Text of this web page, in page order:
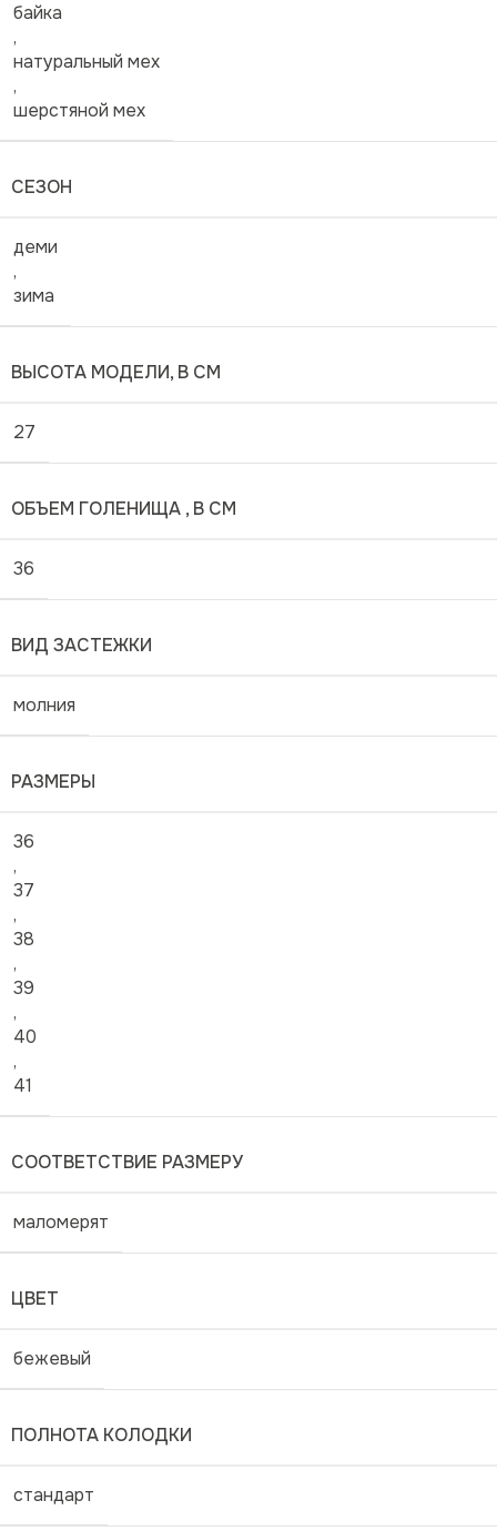
байка
,
натуральный мех
,
шерстяной мех
СЕЗОН
деми
,
зима
ВЫСОТА МОДЕЛИ, В СМ
27
ОБЪЕМ ГОЛЕНИЩА , В СМ
36
ВИД ЗАСТЕЖКИ
молния
РАЗМЕРЫ
36
,
37
,
38
,
39
,
40
,
41
СООТВЕТСТВИЕ РАЗМЕРУ
маломерят
ЦВЕТ
бежевый
ПОЛНОТА КОЛОДКИ
стандарт